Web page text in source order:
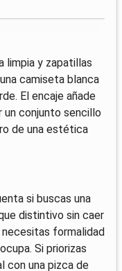
limpia y zapatillas
camiseta blanca
El encaje añade
un conjunto sencillo
de una estética
si buscas una
distintivo sin caer
formalidad
Si priorizas
con una pizca de